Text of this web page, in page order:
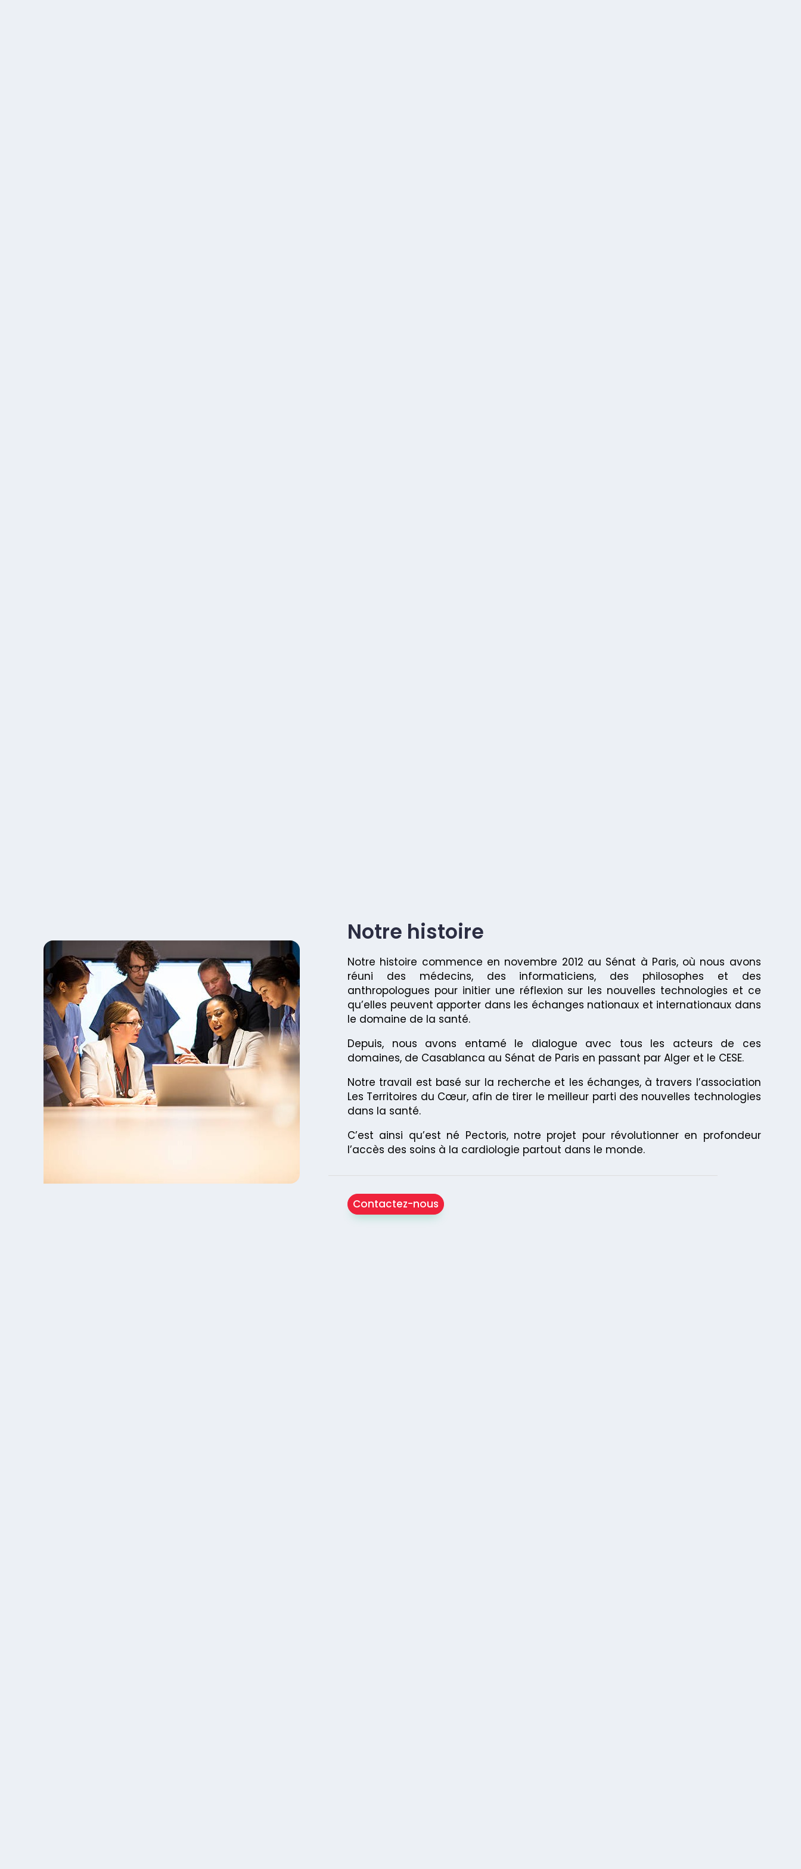
Notre histoire
Notre histoire commence en novembre 2012 au Sénat à Paris, où nous avons
réuni des médecins, des informaticiens, des philosophes et des
anthropologues pour initier une réflexion sur les nouvelles technologies et ce
qu’elles peuvent apporter dans les échanges nationaux et internationaux dans
le domaine de la santé.
Depuis, nous avons entamé le dialogue avec tous les acteurs de ces
domaines, de Casablanca au Sénat de Paris en passant par Alger et le CESE.
Notre travail est basé sur la recherche et les échanges, à travers l’association
Les Territoires du Cœur, afin de tirer le meilleur parti des nouvelles technologies
dans la santé.
C’est ainsi qu’est né Pectoris, notre projet pour révolutionner en profondeur
l’accès des soins à la cardiologie partout dans le monde.
Contactez-nous